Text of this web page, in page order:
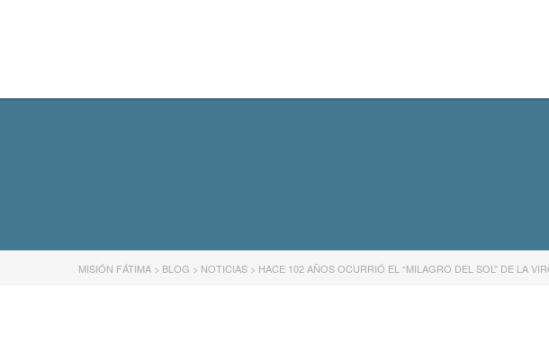
MISIÓN FÁTIMA > BLOG > NOTICIAS > HACE 102 AÑOS OCURRIÓ EL “MILAGRO DEL SOL” DE LA